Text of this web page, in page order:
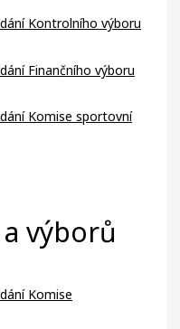
Kontrolního výboru
Finančního výboru
Komise sportovní
výborů
Komise